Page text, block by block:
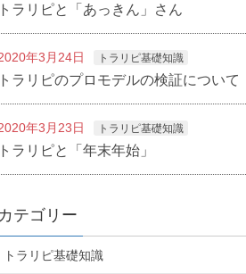
トラリピと「あっきん」さん
年3月24日 トラリピ基礎知識
トラリピのプロモデルの検証について
年3月23日 トラリピ基礎知識
トラリピと「年末年始」
カテゴリー
トラリピ基礎知識